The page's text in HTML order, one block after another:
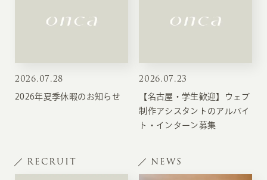
2026.07.28
2026年夏季休暇のお知らせ
2026.07.23
【名古屋・学生歓迎】ウェブ
制作アシスタントのアルバイ
ト・インターン募集
RECRUIT NEWS